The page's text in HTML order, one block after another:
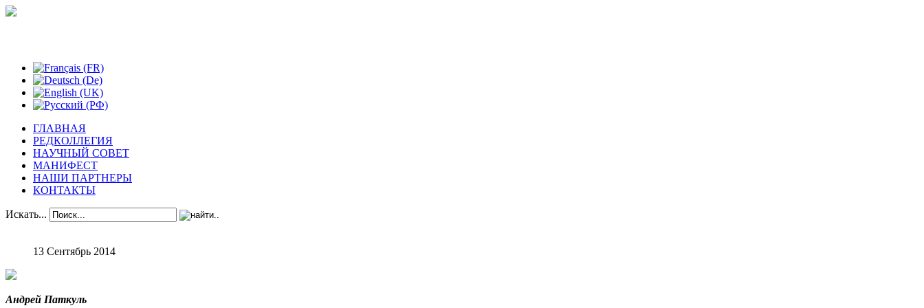
ГЛАВНАЯ
РЕДКОЛЛЕГИЯ
НАУЧНЫЙ СОВЕТ
МАНИФЕСТ
НАШИ ПАРТНЕРЫ
КОНТАКТЫ
Искать...
13 Сентябрь 2014
Андрей Паткуль